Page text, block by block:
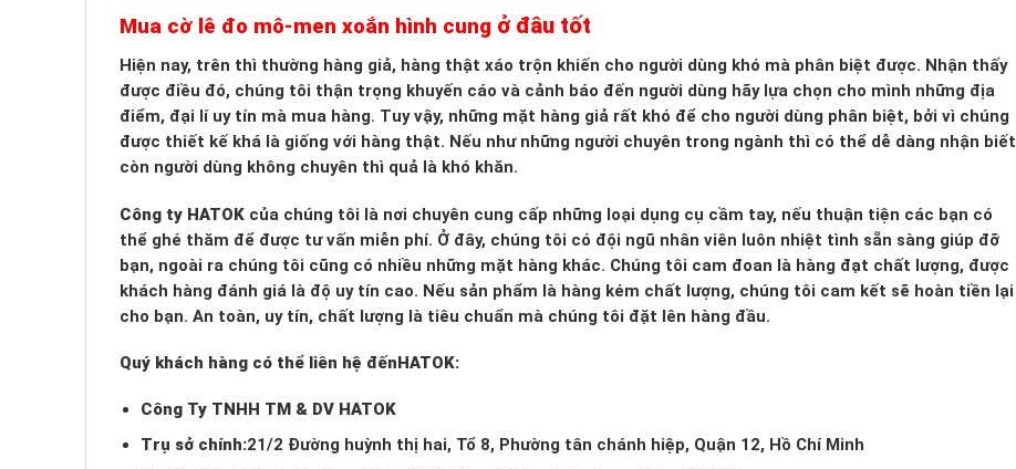
Mua cờ lê đo mô-men xoắn hình cung ở đâu tốt
Hiện nay, trên thì thường hàng giả, hàng thật xáo trộn khiến cho người dùng khó mà phân biệt được. Nhận thấy
được điều đó, chúng tôi thận trọng khuyến cáo và cảnh báo đến người dùng hãy lựa chọn cho mình những địa
điểm, đại lí uy tín mà mua hàng. Tuy vậy, những mặt hàng giả rất khó để cho người dùng phân biệt, bởi vì chúng
được thiết kế khá là giống với hàng thật. Nếu như những người chuyên trong ngành thì có thể dễ dàng nhận biết
còn người dùng không chuyên thì quả là khó khăn.
Công ty HATOK của chúng tôi là nơi chuyên cung cấp những loại dụng cụ cầm tay, nếu thuận tiện các bạn có
thể ghé thăm để được tư vấn miễn phí. Ở đây, chúng tôi có đội ngũ nhân viên luôn nhiệt tình sẵn sàng giúp đỡ
bạn, ngoài ra chúng tôi cũng có nhiều những mặt hàng khác. Chúng tôi cam đoan là hàng đạt chất lượng, được
khách hàng đánh giá là độ uy tín cao. Nếu sản phẩm là hàng kém chất lượng, chúng tôi cam kết sẽ hoàn tiền lại
cho bạn. An toàn, uy tín, chất lượng là tiêu chuẩn mà chúng tôi đặt lên hàng đầu.
Quý khách hàng có thể liên hệ đếnHATOK:
Công Ty TNHH TM & DV HATOK
Trụ sở chính:21/2 Đường huỳnh thị hai, Tổ 8, Phường tân chánh hiệp, Quận 12, Hồ Chí Minh